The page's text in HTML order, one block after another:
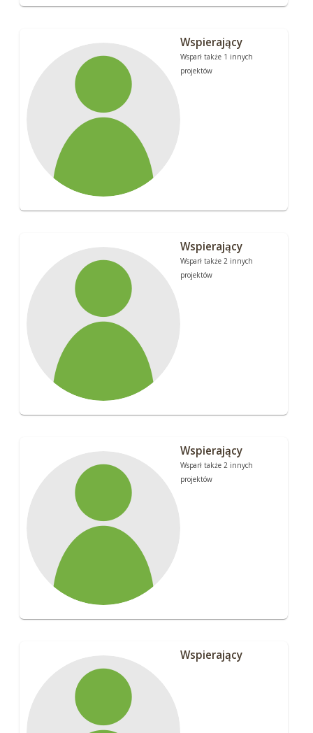
Wspierający
Wsparł także 1 innych
projektów
Wspierający
Wsparł także 2 innych
projektów
Wspierający
Wsparł także 2 innych
projektów
Wspierający